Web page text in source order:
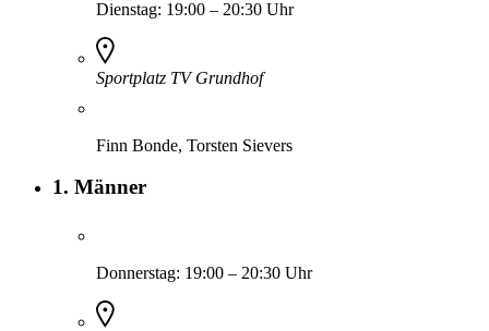
Dienstag: 19:00 – 20:30 Uhr
Sportplatz TV Grundhof
Finn Bonde, Torsten Sievers
1. Männer
Donnerstag: 19:00 – 20:30 Uhr